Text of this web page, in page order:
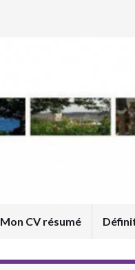
Mon CV résumé